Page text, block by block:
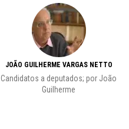
JOÃO GUILHERME VARGAS NETTO
Candidatos a deputados; por João
Guilherme